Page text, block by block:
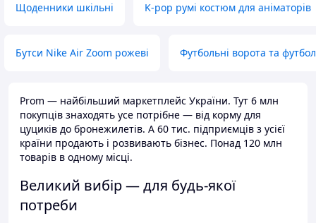
Щоденники шкільні K-pop румі костюм для аніматорів
Бутси Nike Air Zoom рожеві Футбольні ворота та
Prom — найбільший маркетплейс України. Тут 6 млн
покупців знаходять усе потрібне — від корму для
цуциків до бронежилетів. А 60 тис. підприємців з усієї
країни продають і розвивають бізнес. Понад 120 млн
товарів в одному місці.
Великий вибір — для будь-якої
потреби